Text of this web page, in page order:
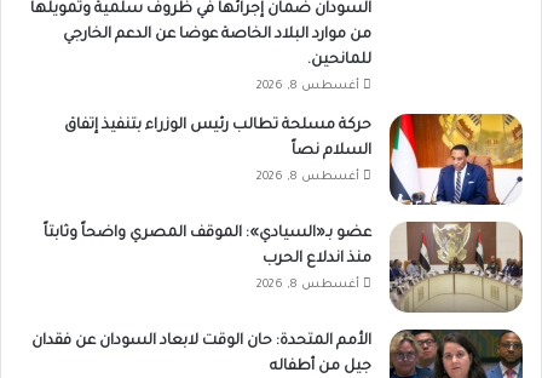
السودان ضمان إجرائها في ظروف سلمية وتمويلها
من موارد البلاد الخاصة عوضا عن الدعم الخارجي
للمانحين.
أغسطس 8, 2026
حركة مسلحة تطالب رئيس الوزراء بتنفيذ إتفاق
السلام نصاً
أغسطس 8, 2026
عضو بـ«السيادي»: الموقف المصري واضحاً وثابتاً
منذ اندلاع الحرب
أغسطس 8, 2026
الأمم المتحدة: حان الوقت لابعاد السودان عن فقدان
جيل من أطفاله